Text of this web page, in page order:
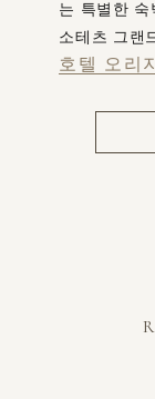
는 특별한
소테츠 그랜
호텔 오리